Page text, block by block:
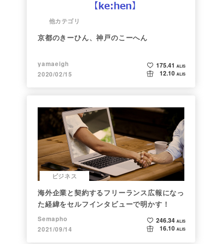
他カテゴリ
京都のきーひん、神戸のこーへん
yamaeigh
2020/02/15
175.41 ALIS
12.10 ALIS
ビジネス
海外企業と契約するフリーランス広報になっ
た経緯をセルフインタビューで明かす！
Semapho
2021/09/14
246.34 ALIS
16.10 ALIS